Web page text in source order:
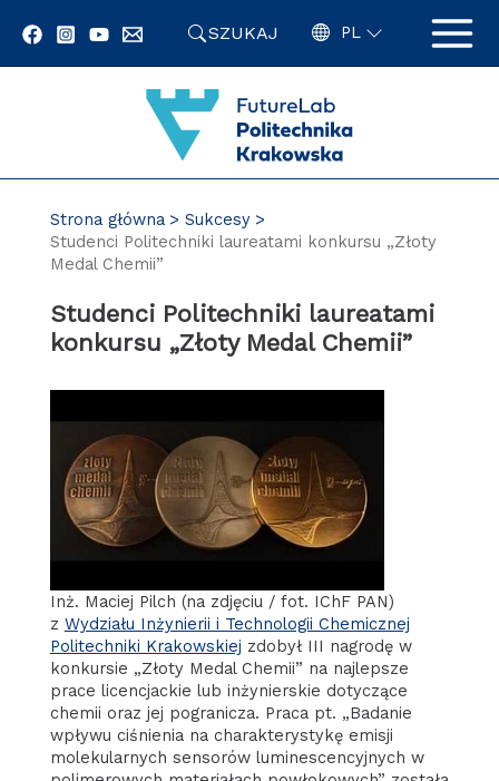
SZUKAJ PL
Strona główna
Sukcesy
Studenci Politechniki laureatami konkursu „Złoty
Medal Chemii”
Studenci Politechniki laureatami
konkursu „Złoty Medal Chemii”
Inż. Maciej Pilch (na zdjęciu / fot. IChF PAN)
z Wydziału Inżynierii i Technologii Chemicznej
Politechniki Krakowskiej zdobył III nagrodę w
konkursie „Złoty Medal Chemii” na najlepsze
prace licencjackie lub inżynierskie dotyczące
chemii oraz jej pogranicza. Praca pt. „Badanie
wpływu ciśnienia na charakterystykę emisji
molekularnych sensorów luminescencyjnych w